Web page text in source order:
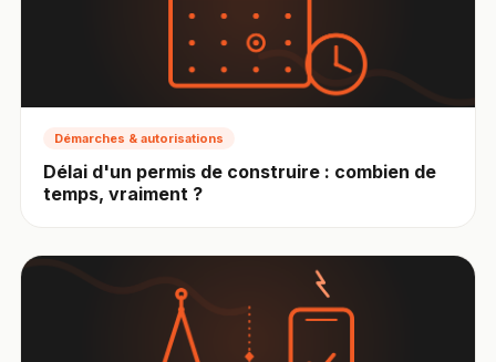
Démarches & autorisations
Délai d'un permis de construire : combien de
temps, vraiment ?